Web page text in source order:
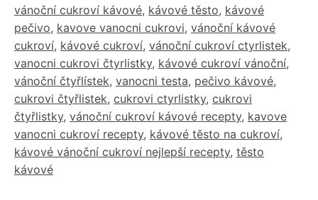
vánoční cukroví kávové, kávové těsto, kávové
pečivo, kavove vanocni cukrovi, vánoční kávové
cukroví, kávové cukroví, vánoční cukroví ctyrlistek,
vanocni cukrovi čtyrlistky, kávové cukroví vánoční,
vánoční čtyřlístek, vanocni testa, pečivo kávové,
cukrovi čtyřlistek, cukrovi ctyrlistky, cukrovi
čtyřlistky, vánoční cukroví kávové recepty, kavove
vanocni cukroví recepty, kávové těsto na cukroví,
kávové vánoční cukroví nejlepší recepty, těsto
kávové